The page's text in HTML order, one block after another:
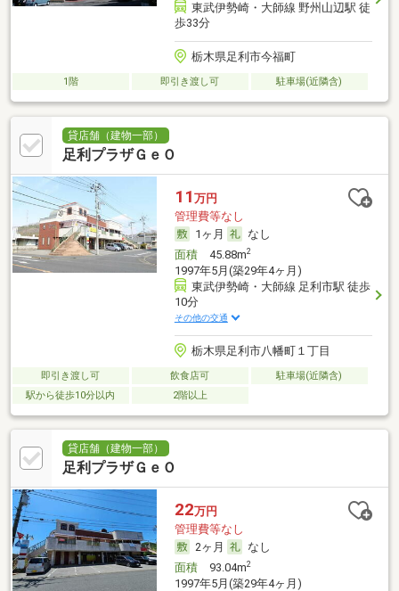
東武伊勢崎・大師線 野州山辺駅 徒
歩33分
栃木県足利市今福町
1階 即引き渡し可 駐車場(近隣含)
貸店舗（建物一部）
足利プラザＧｅＯ
11 万円
管理費等なし
1ヶ月
なし
面積45.88m2
1997年5月(築29年4ヶ月)
東武伊勢崎・大師線 足利市駅 徒歩
10分
その他の交通
栃木県足利市八幡町１丁目
即引き渡し可 飲食店可
駐車場(近隣含)
駅から徒歩10分以内
2階以上
貸店舗（建物一部）
足利プラザＧｅＯ
22万円
管理費等なし
2ヶ月
なし
面積93.04m2
1997年5月(築29年4ヶ月)